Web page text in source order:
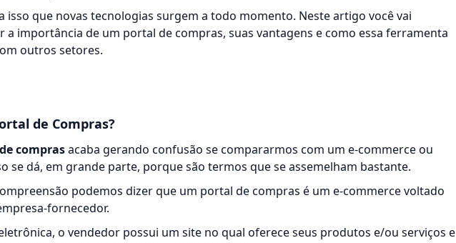
isso que novas tecnologias surgem a todo momento. Neste artigo você vai
a importância de um portal de compras, suas vantagens e como essa ferramenta
outros setores.
de Compras?
comprasacaba gerando confusão se compararmos com um e-commerce ou
se dá, em grande parte, porque são termos que se assemelham bastante.
podemos dizer que um portal de compras é um e-commerce voltado
fornecedor.
o vendedor possui um site no qual oferece seus produtos e/ou serviços e